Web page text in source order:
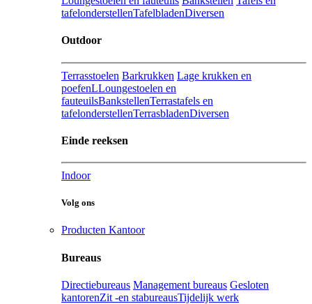
tafelonderstellenTafelbladenDiversen
Outdoor
Terrasstoelen Barkrukken Lage krukken en
poefenLLoungestoelen en
fauteuilsBankstellenTerrastafels en
tafelonderstellenTerrasbladenDiversen
Einde reeksen
Indoor
Volg ons
Producten Kantoor
Bureaus
Directiebureaus Management bureaus Gesloten
kantorenZit -en stabureausTijdelijk werk